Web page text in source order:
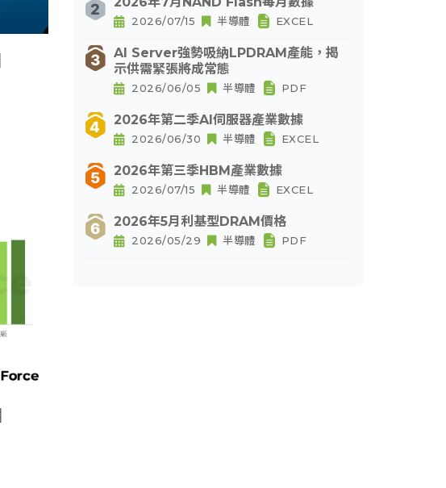
2026/07/15 半導體 EXCEL
AI Server強勢吸納LPDRAM產能，揭
示供需緊張將成常態
2026/06/05 半導體 PDF
2026年第二季AI伺服器產業數據
2026/06/30 半導體 EXCEL
2026年第三季HBM產業數據
2026/07/15 半導體 EXCEL
2026年5月利基型DRAM價格
2026/05/29 半導體 PDF